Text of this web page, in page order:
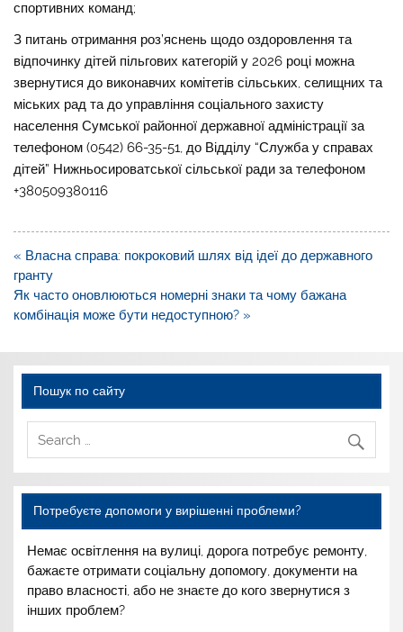
спортивних команд;
З питань отримання роз’яснень щодо оздоровлення та
відпочинку дітей пільгових категорій у 2026 році можна
звернутися до виконавчих комітетів сільських, селищних та
міських рад та до управління соціального захисту
населення Сумської районної державної адміністрації за
телефоном (0542) 66-35-51, до Відділу “Служба у справах
дітей” Нижньосироватської сільської ради за телефоном
+380509380116
Навігація
записів
« Власна справа: покроковий шлях від ідеї до державного
гранту
Як часто оновлюються номерні знаки та чому бажана
комбінація може бути недоступною? »
Пошук по сайту
Потребуєте допомоги у вирішенні проблеми?
Немає освітлення на вулиці,дорога потребує ремонту,
бажаєте отримати соціальнудопомогу, документи на
право власності, або не знаєте до кого звернутися з
інших проблем?